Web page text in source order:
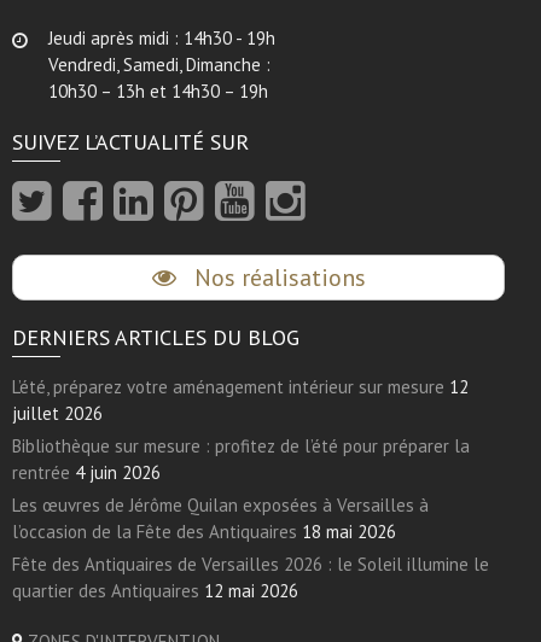
Jeudi après midi : 14h30 - 19h
Vendredi, Samedi, Dimanche :
10h30 – 13h et 14h30 – 19h
SUIVEZ L’ACTUALITÉ SUR
Nos réalisations
DERNIERS ARTICLES DU BLOG
L’été, préparez votre aménagement intérieur sur mesure 12
juillet 2026
Bibliothèque sur mesure : profitez de l’été pour préparer la
rentrée 4 juin 2026
Les œuvres de Jérôme Quilan exposées à Versailles à
l’occasion de la Fête des Antiquaires 18 mai 2026
Fête des Antiquaires de Versailles 2026 : le Soleil illumine le
quartier des Antiquaires 12 mai 2026